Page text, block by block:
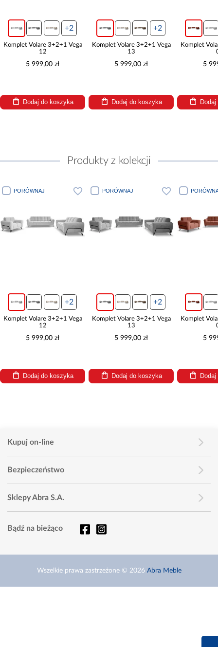
+2
Komplet Volare 3+2+1 Vega
12
5 999,00 zł
Dodaj do koszyka
+2
Komplet Volare 3+2+1 Vega
13
5 999,00 zł
Dodaj do koszyka
Komplet
5
Produkty z kolekcji
PORÓWNAJ
+2
Komplet Volare 3+2+1 Vega
12
5 999,00 zł
Dodaj do koszyka
PORÓWNAJ
+2
Komplet Volare 3+2+1 Vega
13
5 999,00 zł
Dodaj do koszyka
Komplet
5
Kupuj on-line
Bezpieczeństwo
Sklepy Abra S.A.
Bądź na bieżąco
Wszelkie prawa zastrzeżone © 2026 Abra Meble